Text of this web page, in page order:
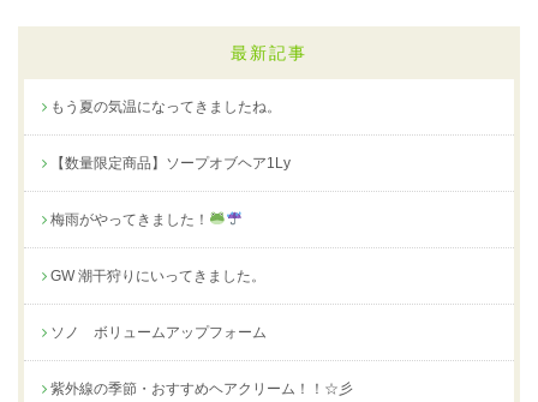
最新記事
もう夏の気温になってきましたね。
【数量限定商品】ソープオブヘア1Ly
梅雨がやってきました！
GW 潮干狩りにいってきました。
ソノ ボリュームアップフォーム
紫外線の季節・おすすめヘアクリーム！！☆彡